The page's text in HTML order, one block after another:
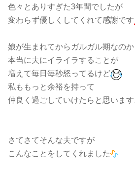
色々とありすぎた3年間でしたが
変わらず優しくしてくれて感謝です
娘が生まれてからガルガル期なのか
本当に夫にイライラすることが
増えて毎日毎秒怒ってるけど
私ももっと余裕を持って
仲良く過ごしていけたらと思います
さてさてそんな夫ですが
こんなことをしてくれました